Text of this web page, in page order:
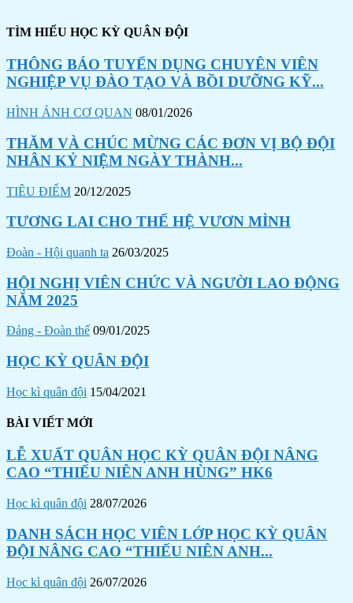
TÌM HIỂU HỌC KỲ QUÂN ĐỘI
THÔNG BÁO TUYỂN DỤNG CHUYÊN VIÊN
NGHIỆP VỤ ĐÀO TẠO VÀ BỒI DƯỠNG KỸ...
HÌNH ẢNH CƠ QUAN 08/01/2026
THĂM VÀ CHÚC MỪNG CÁC ĐƠN VỊ BỘ ĐỘI
NHÂN KỶ NIỆM NGÀY THÀNH...
TIÊU ĐIỂM 20/12/2025
TƯƠNG LAI CHO THẾ HỆ VƯƠN MÌNH
Đoàn - Hội quanh ta 26/03/2025
HỘI NGHỊ VIÊN CHỨC VÀ NGƯỜI LAO ĐỘNG
NĂM 2025
Đảng - Đoàn thể 09/01/2025
HỌC KỲ QUÂN ĐỘI
Học kì quân đội 15/04/2021
BÀI VIẾT MỚI
LỄ XUẤT QUÂN HỌC KỲ QUÂN ĐỘI NÂNG
CAO “THIẾU NIÊN ANH HÙNG” HK6
Học kì quân đội 28/07/2026
DANH SÁCH HỌC VIÊN LỚP HỌC KỲ QUÂN
ĐỘI NÂNG CAO “THIẾU NIÊN ANH...
Học kì quân đội 26/07/2026